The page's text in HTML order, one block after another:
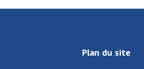
Plan du site